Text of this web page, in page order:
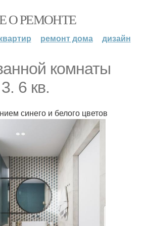
О РЕМОНТЕ
ремонт дома дизайн
комнаты
6 кв.
синего и белого цветов